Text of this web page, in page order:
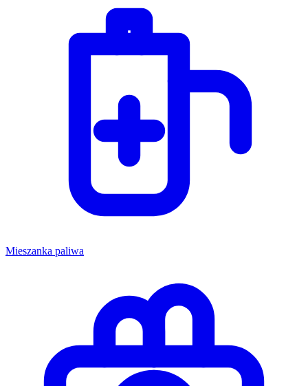
Mieszanka paliwa